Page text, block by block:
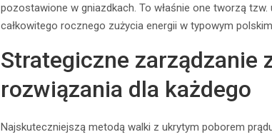
pozostawione w gniazdkach. To właśnie one tworzą
całkowitego rocznego zużycia energii w typowym
Strategiczne zarządzanie
rozwiązania dla każdego
Najskuteczniejszą metodą walki z ukrytym poborem